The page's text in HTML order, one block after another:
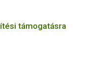
támogatásra